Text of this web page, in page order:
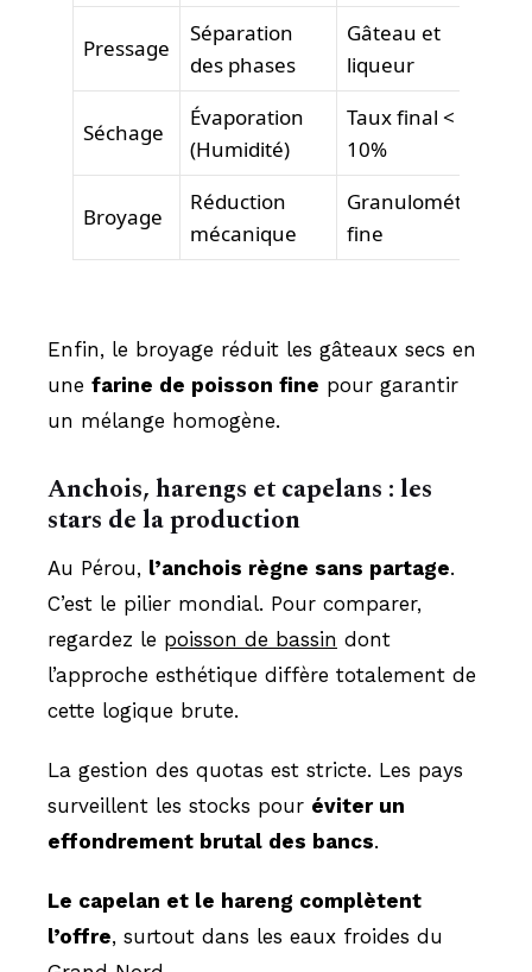
Pressage
Séparation
des phases
Gâteau et
liqueur
Séchage
Évaporation
(Humidité)
Taux final <
10%
Broyage
Réduction
mécanique
Granulométrie
fine
Enfin, le broyage réduit les gâteaux secs en
une farine de poisson fine pour garantir
un mélange homogène.
Anchois, harengs et capelans : les
stars de la production
Au Pérou, l’anchois règne sans partage.
C’est le pilier mondial. Pour comparer,
regardez le poisson de bassin dont
l’approche esthétique diffère totalement de
cette logique brute.
La gestion des quotas est stricte. Les pays
surveillent les stocks pour éviter un
effondrement brutal des bancs.
Le capelan et le hareng complètent
l’offre, surtout dans les eaux froides du